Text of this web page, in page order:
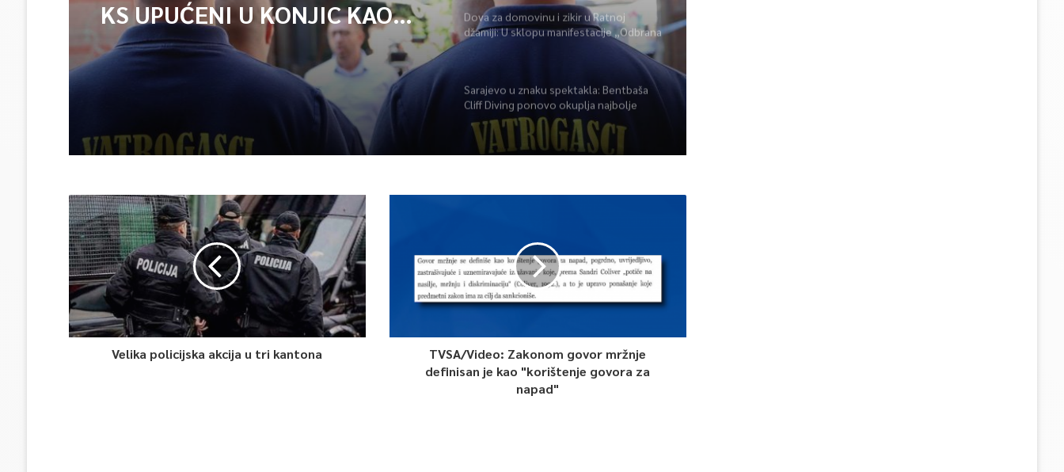
KS UPUĆENI U KONJIC KAO
ISPOMOĆ U GAŠENJU POŽARA
Dova za domovinu i zikir u Ratnoj
džamiji: U sklopu manifestacije „Odbrana
BiH – Igman 2026“ odana počast
Sarajevo u znaku spektakla: Bentbaša
Cliff Diving ponovo okuplja najbolje
skakače i vrhunsku zabavu
Velika policijska akcija u tri kantona
TVSA/Video: Zakonom govor mržnje
definisan je kao "korištenje govora za
napad"